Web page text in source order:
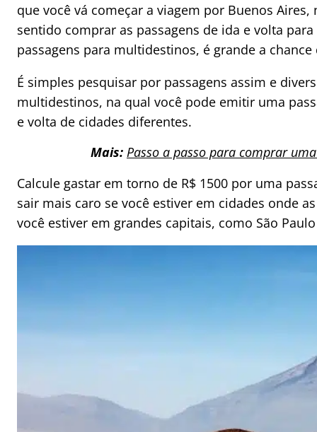
que você vá começar a viagem por Buenos
sentido comprar as passagens de ida e volta
passagens para multidestinos, é grande a
É simples pesquisar por passagens assim e
multidestinos, na qual você pode emitir uma
e volta de cidades diferentes.
Mais: Passo a passo para comprar
Calcule gastar em torno de R$ 1500 por uma
sair mais caro se você estiver em cidades onde
você estiver em grandes capitais, como São